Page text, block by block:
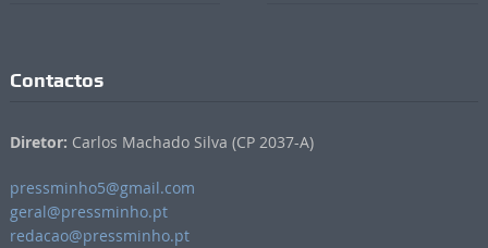
Contactos
Diretor: Carlos Machado Silva (CP 2037-A)
pressminho5@gmail.com
geral@pressminho.pt
redacao@pressminho.pt